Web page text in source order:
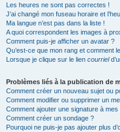
Les heures ne sont pas correctes !
J’ai changé mon fuseau horaire et
Ma langue n’est pas dans la liste !
A quoi correspondent les images à
Comment puis-je afficher un avatar ?
Qu’est-ce que mon rang et comment
Lorsque je clique sur le lien courriel
Problèmes liés à la publication de
Comment créer un nouveau sujet ou
Comment modifier ou supprimer un
Comment ajouter une signature à
Comment créer un sondage ?
Pourquoi ne puis-je pas ajouter plus